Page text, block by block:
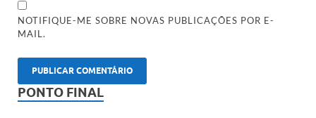
NOTIFIQUE-ME SOBRE NOVAS PUBLICAÇÕES POR E-
MAIL.
PONTO FINAL